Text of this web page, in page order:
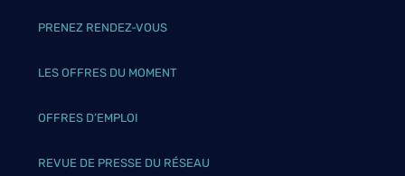
PRENEZ RENDEZ-VOUS
LES OFFRES DU MOMENT
OFFRES D’EMPLOI
REVUE DE PRESSE DU RÉSEAU